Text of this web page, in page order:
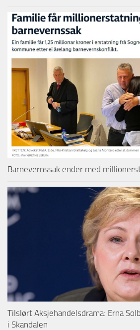
Barnevernssak ender med
Tilslørt Aksjehandelsdrama: Erna
i Skandalen